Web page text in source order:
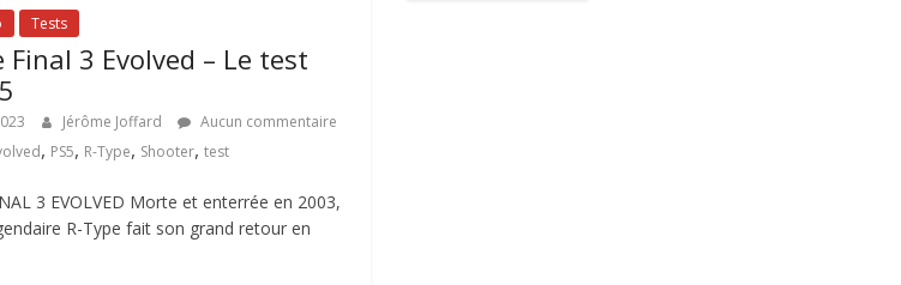
Tests
Final 3 Evolved – Le test
Jérôme Joffard
Aucun commentaire
, PS5, R-Type, Shooter,test
3 EVOLVED Morte et enterrée en 2003,
R-Type fait son grand retour en